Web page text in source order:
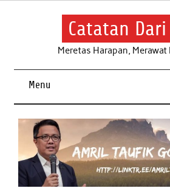
Skip
Catatan
Meretas Harapan, Merawat
Menu